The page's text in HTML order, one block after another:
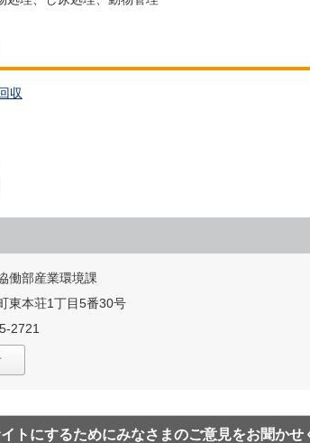
収
働部産業環境課
東本荘1丁目5番30号
2721
トにするためにみなさまのご意見をお聞かせ